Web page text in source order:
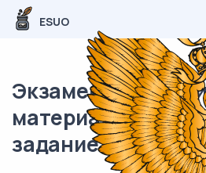
ESUO
материал ЕГЭ /
задание (24) / 141